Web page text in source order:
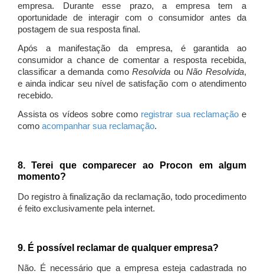
empresa. Durante esse prazo, a empresa tem a
oportunidade de interagir com o consumidor antes da
postagem de sua resposta final.
Após a manifestação da empresa, é garantida ao
consumidor a chance de comentar a resposta recebida,
classificar a demanda comoResolvida ouNão Resolvida,
e ainda indicar seu nível de satisfação com o atendimento
recebido.
Assista os vídeos sobre como registrar sua reclamaçãoe
como acompanhar sua reclamação.
8. Terei que comparecer ao Procon em algum
momento?
Do registro à finalização da reclamação, todo procedimento
é feito exclusivamente pela internet.
9. É possível reclamar de qualquer empresa?
Não. É necessário que a empresa esteja cadastrada no